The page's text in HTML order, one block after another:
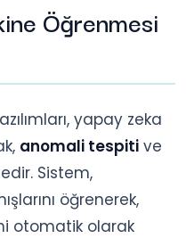
Öğrenmesi
yapay zeka
anomali tespiti ve
Sistem,
öğrenerek,
otomatik olarak